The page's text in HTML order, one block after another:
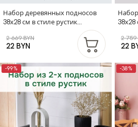
Набор деревянных подносов
38х28 см в стиле рустик
(состаренный), 2 шт, столики для
завтрака в постель Флоутард,
для кухни, белый
2 669 BYN
22 BYN
38х28
для
2 759
22
-99% -38%